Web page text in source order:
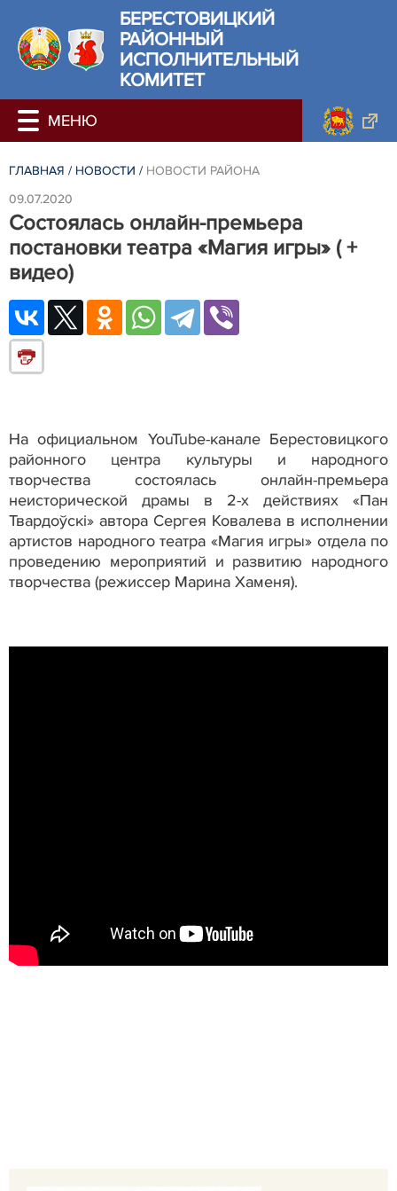
БЕРЕСТОВИЦКИЙ
РАЙОННЫЙ
ИСПОЛНИТЕЛЬНЫЙ
КОМИТЕТ
ГЛАВНАЯ / НОВОСТИ / НОВОСТИ РАЙОНА
09.07.2020
Состоялась онлайн-премьера
постановки театра «Магия игры» ( +
видео)
На официальном YouTube-канале Берестовицкого
районного центра культуры и народного
творчества состоялась онлайн-премьера
неисторической драмы в 2-х действиях «Пан
Твардоўскі» автора Сергея Ковалева в исполнении
артистов народного театра «Магия игры» отдела по
проведению мероприятий и развитию народного
творчества (режиссер Марина Хаменя).